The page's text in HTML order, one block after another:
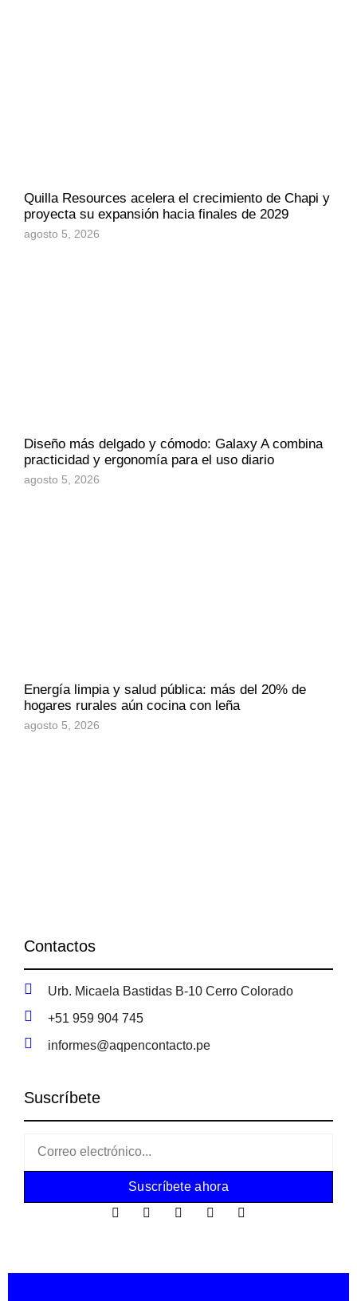
Quilla Resources acelera el crecimiento de Chapi y
proyecta su expansión hacia finales de 2029
agosto 5, 2026
Diseño más delgado y cómodo: Galaxy A combina
practicidad y ergonomía para el uso diario
agosto 5, 2026
Energía limpia y salud pública: más del 20% de
hogares rurales aún cocina con leña
agosto 5, 2026
Contactos
Urb. Micaela Bastidas B-10 Cerro Colorado
+51 959 904 745
informes@aqpencontacto.pe
Suscríbete
Suscríbete ahora